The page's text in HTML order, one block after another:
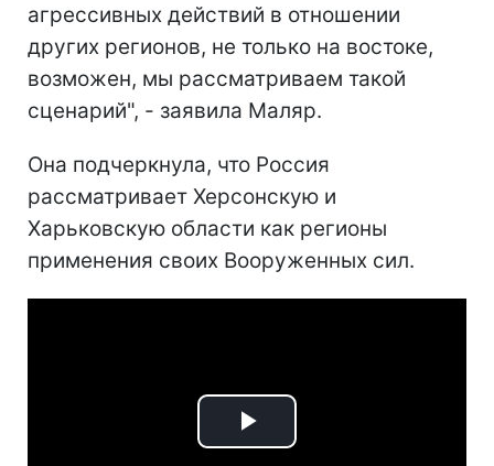
агрессивных действий в отношении
других регионов, не только на востоке,
возможен, мы рассматриваем такой
сценарий", - заявила Маляр.
Она подчеркнула, что Россия
рассматривает Херсонскую и
Харьковскую области как регионы
применения своих Вооруженных сил.
Play